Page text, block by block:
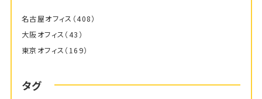
名古屋オフィス （408）
大阪オフィス （43）
東京オフィス （169）
タグ